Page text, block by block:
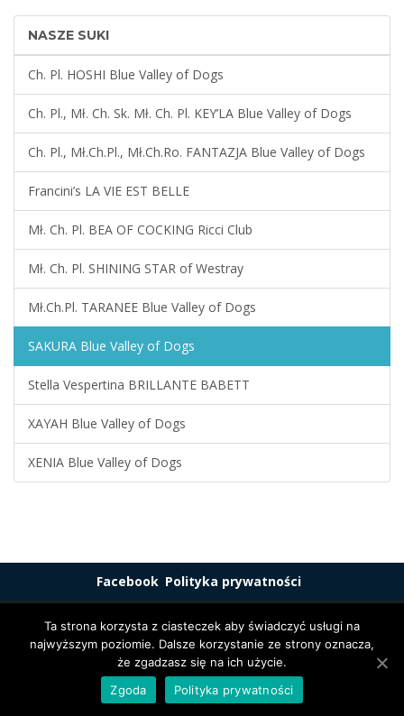
NASZE SUKI
Ch. Pl. HOSHI Blue Valley of Dogs
Ch. Pl., Mł. Ch. Sk. Mł. Ch. Pl. KEY’LA Blue Valley of Dogs
Ch. Pl., Mł.Ch.Pl., Mł.Ch.Ro. FANTAZJA Blue Valley of Dogs
Francini’s LA VIE EST BELLE
Mł. Ch. Pl. BEA OF COCKING Ricci Club
Mł. Ch. Pl. SHINING STAR of Westray
Mł.Ch.Pl. TARANEE Blue Valley of Dogs
SAKURA Blue Valley of Dogs
Stella Vespertina BRILLANTE BABETT
XAYAH Blue Valley of Dogs
XENIA Blue Valley of Dogs
Facebook Polityka prywatności
© 2018 bluevalley.com.pl . Wszelkie prawa zastrzeżone.
Wykonanie: Grzybek Jakub
Strona wspierana motywemMotyw Franz Josef i Wordpress.
Ta strona korzysta z ciasteczek aby świadczyć usługi na
najwyższym poziomie. Dalsze korzystanie ze strony oznacza,
że zgadzasz się na ich użycie.
Zgoda
Polityka prywatności